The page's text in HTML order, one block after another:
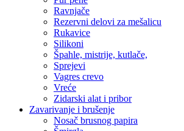
Ravnjače
Rezervni delovi za mešalicu
Rukavice
Silikoni
Špahle, mistrije, kutlače,
Sprejevi
Vagres crevo
Vreće
Zidarski alat i pribor
Zavarivanje i brušenje
Nosač brusnog papira